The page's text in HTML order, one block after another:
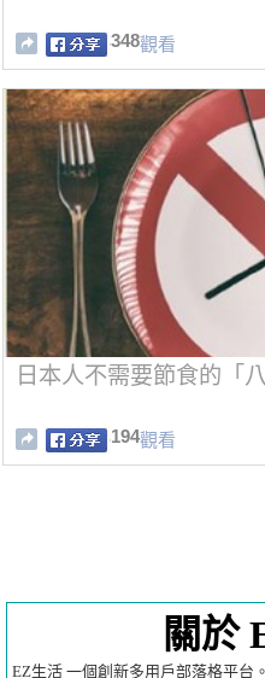
348觀看
日本人不需要節食的「
194觀看
關於
EZ生活 一個創新多用戶部落格平台